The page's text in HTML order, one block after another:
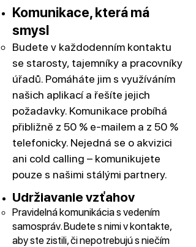
Komunikace, která má
smysl
Budete v každodenním kontaktu
se starosty, tajemníky a pracovníky
úřadů. Pomáháte jim s využíváním
našich aplikací a řešíte jejich
požadavky. Komunikace probíhá
přibližně z 50 % e-mailem a z 50 %
telefonicky. Nejedná se o akvizici
ani cold calling – komunikujete
pouze s našimi stálými partnery.
Udržiavanie vzťahov
Pravidelná komunikácia s vedením
samospráv. Budete s nimi v kontakte,
aby ste zistili, či nepotrebujú s niečím